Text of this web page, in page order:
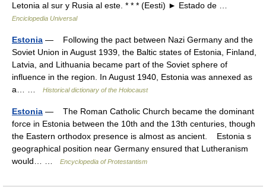
Letonia al sur y Rusia al este. * * * (Eesti) ► Estado de …
Enciclopedia Universal
Estonia — Following the pact between Nazi Germany and the
Soviet Union in August 1939, the Baltic states of Estonia, Finland,
Latvia, and Lithuania became part of the Soviet sphere of
influence in the region. In August 1940, Estonia was annexed as
a… …
Historical dictionary of the Holocaust
Estonia — The Roman Catholic Church became the dominant
force in Estonia between the 10th and the 13th centuries, though
the Eastern orthodox presence is almost as ancient. Estonia s
geographical position near Germany ensured that Lutheranism
would… …
Encyclopedia of Protestantism